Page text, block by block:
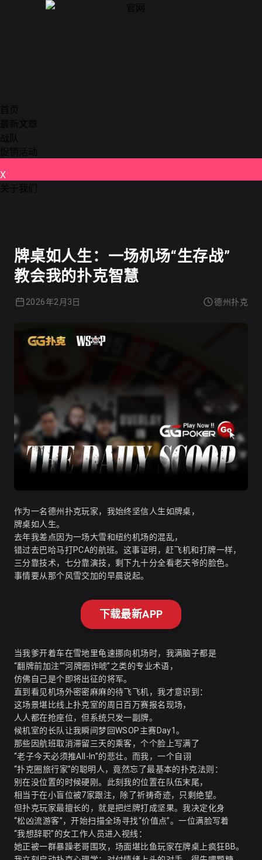
首页
最新文章
战队
促销活动
X
关于我们
牌桌如人生：一场机场“生存战”
教会我的扑克智慧
2026年2月3日 德州扑克
作为一名德州扑克玩家，我始终坚信人生如牌桌，
牌桌如人生。
去年我差点因为一场大雪和纽约机场的混乱，
错过去巴哈马打PCA的航班。这事证明，赶飞机和打牌一样，
三分靠技术，七分靠演技，剩下九十分全看老天爷的脸色。
事情要从那个风雪交加的早晨说起。
下载最新APP
当我爹开着车在雪地里龟速挪向机场时，我满脑子都是
“翻牌前加注”“河牌圈诈唬”之类的专业术语，
仿佛自己是个即将出征的将军。
直到看见机场外密密麻麻的待飞飞机，我才意识到：
这场景堪比线上扑克室的周日百万赛报名现场，
人人都在抢座位，但系统只发一副牌。
候机室的长队让我瞬间梦回WSOP主赛Day1。
那些因航班取消滞留三天的乘客，个个脸上写满了
“老子今天必须推All-In”的悲壮。而我，一个自诩
“扑克圈旅行家”的聪明人，竟然忘了最基本的扑克法则：
别在没位置的时候硬刚。此刻我的位置在队伍末尾，
相当于在小盲位被7家跟注，除了祈祷奇迹，只剩绝望。
但扑克玩家最擅长的，就是把烂牌打成坚果。我决定化身
“松凶流游客”，开始扫描全场寻找“价值点”。一位满脸写着
“我想辞职”的女工作人员进入视线：
她正被一群暴躁老哥围攻，场面堪比鱼玩家在牌桌上疯狂BB。